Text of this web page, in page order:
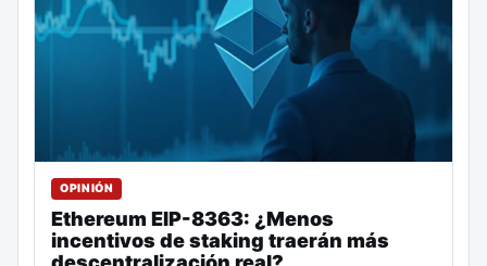
OPINIÓN
Ethereum EIP-8363: ¿Menos
incentivos de staking traerán más